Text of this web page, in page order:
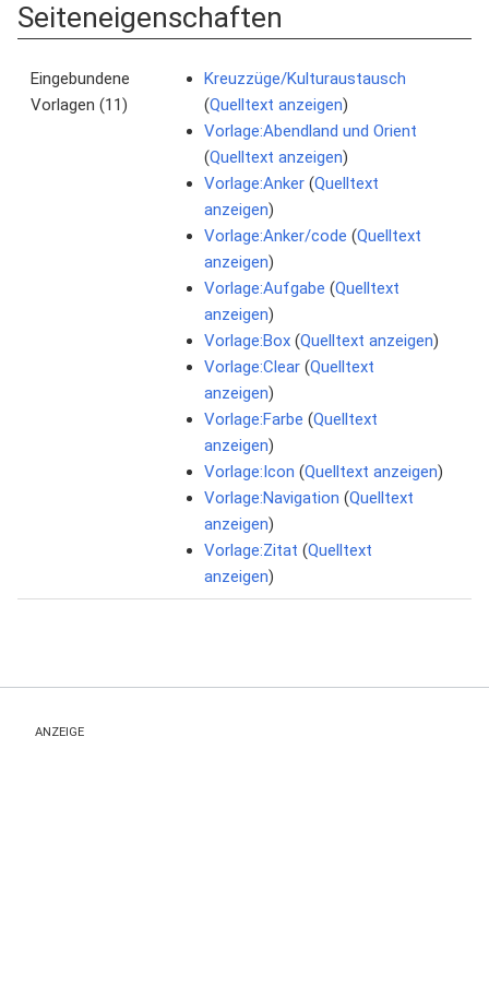
Seiteneigenschaften
Eingebundene
Vorlagen (11)
Kreuzzüge/Kulturaustausch
(Quelltext anzeigen)
Vorlage:Abendland und Orient
(Quelltext anzeigen)
Vorlage:Anker (Quelltext
anzeigen)
Vorlage:Anker/code (Quelltext
anzeigen)
Vorlage:Aufgabe (Quelltext
anzeigen)
Vorlage:Box (Quelltext anzeigen)
Vorlage:Clear (Quelltext
anzeigen)
Vorlage:Farbe (Quelltext
anzeigen)
Vorlage:Icon (Quelltext anzeigen)
Vorlage:Navigation (Quelltext
anzeigen)
Vorlage:Zitat (Quelltext
anzeigen)
ANZEIGE